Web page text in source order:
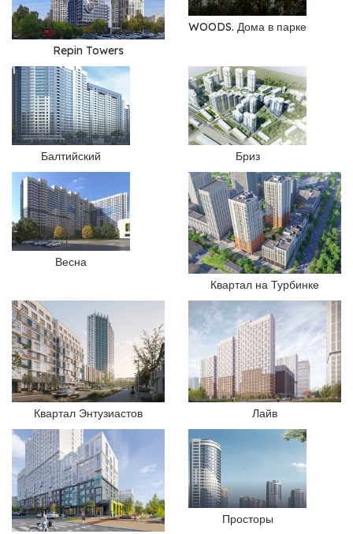
Repin Towers
WOODS. Дома в парке
Балтийский Бриз
Весна
Квартал на Турбинке
Квартал Энтузиастов Лайв
Просторы